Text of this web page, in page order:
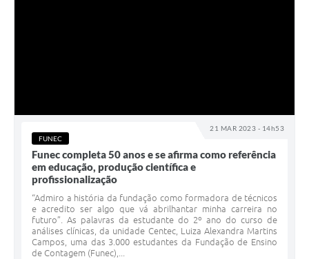
21 MAR 2023 - 14h53
FUNEC
Funec completa 50 anos e se afirma como referência
em educação, produção científica e
profissionalização
“Admiro a história da fundação como formadora de técnicos
e acredito ser algo que vá abrilhantar minha carreira no
futuro”. As palavras da estudante do 2º ano do curso de
análises clínicas, da unidade Centec, Luiza Alexandra Martins
Campos, uma das 3.000 estudantes da Fundação de Ensino
de Contagem (Funec),...